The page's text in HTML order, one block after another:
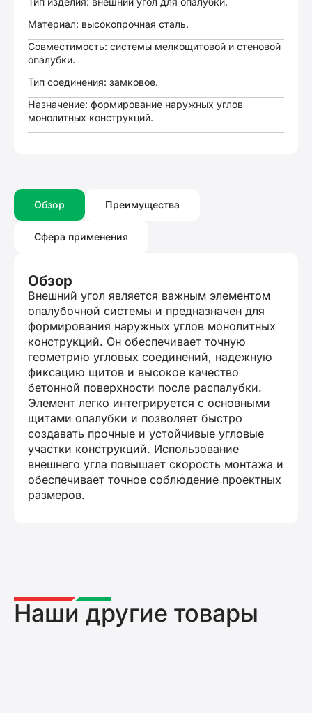
Материал: высокопрочная сталь.
Совместимость: системы мелкощитовой и стеновой
опалубки.
Тип соединения: замковое.
Назначение: формирование наружных углов
монолитных конструкций.
Обзор Преимущества
Сфера применения
Обзор
Внешний угол является важным элементом
опалубочной системы и предназначен для
формирования наружных углов монолитных
конструкций. Он обеспечивает точную
геометрию угловых соединений, надежную
фиксацию щитов и высокое качество
бетонной поверхности после распалубки.
Элемент легко интегрируется с основными
щитами опалубки и позволяет быстро
создавать прочные и устойчивые угловые
участки конструкций. Использование
внешнего угла повышает скорость монтажа и
обеспечивает точное соблюдение проектных
размеров.
Наши другие товары